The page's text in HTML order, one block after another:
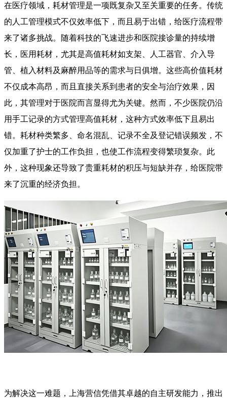
在医疗领域，耗材管理是一项既复杂又至关重要的任务。传统
的人工管理模式不仅效率低下，而且易于出错，给医疗流程带
来了诸多挑战。随着科技的飞速进步和医院接诊量的持续增
长，医用耗材，尤其是高值耗材如支架、人工器官、介入导
管、植入材料及麻醉用品等的需求与日俱增。这些高价值耗材
不仅成本高昂，而且直接关系到患者的安全与治疗效果，因
此，其管理对于医院而言显得尤为关键。然而，不少医院仍沿
用手工记录的方式管理高值耗材，这种方式效率低下且易出
错。耗材种类繁多、命名混乱、记录不全及登记错误频发，不
仅加重了护士的工作负担，也使工作流程变得繁琐复杂。此
外，这种现象还导致了贵重耗材的积压与短缺并存，给医院带
来了沉重的经济负担。
为解决这一难题，上海营信凭借其卓越的自主研发能力，推出